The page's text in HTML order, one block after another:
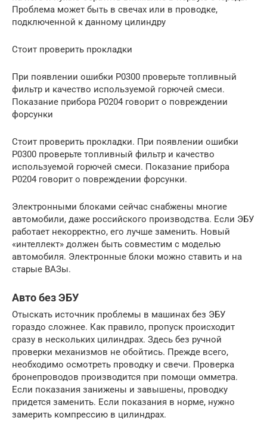
Проблема может быть в свечах или в проводке,
подключенной к данному цилиндру
Стоит проверить прокладки
При появлении ошибки P0300 проверьте топливный
фильтр и качество используемой горючей смеси.
Показание прибора Р0204 говорит о повреждении
форсунки
Стоит проверить прокладки. При появлении ошибки
P0300 проверьте топливный фильтр и качество
используемой горючей смеси. Показание прибора
Р0204 говорит о повреждении форсунки.
Электронными блоками сейчас снабжены многие
автомобили, даже российского производства. Если ЭБУ
работает некорректно, его лучше заменить. Новый
«интеллект» должен быть совместим с моделью
автомобиля. Электронные блоки можно ставить и на
старые ВАЗы.
Авто без ЭБУ
Отыскать источник проблемы в машинах без ЭБУ
гораздо сложнее. Как правило, пропуск происходит
сразу в нескольких цилиндрах. Здесь без ручной
проверки механизмов не обойтись. Прежде всего,
необходимо осмотреть проводку и свечи. Проверка
бронепроводов производится при помощи омметра.
Если показания занижены и завышены, проводку
придется заменить. Если показания в норме, нужно
замерить компрессию в цилиндрах.